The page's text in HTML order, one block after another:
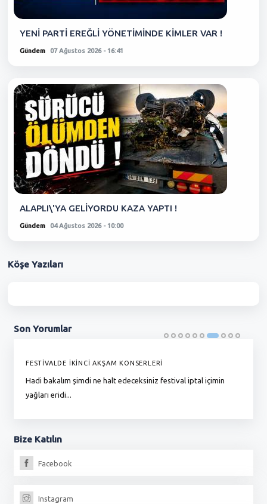
YENİ PARTİ EREĞLİ YÖNETİMİNDE KİMLER VAR !
Gündem 07 Ağustos 2026 - 16:41
ALAPLI\'YA GELİYORDU KAZA YAPTI !
Gündem 04 Ağustos 2026 - 10:00
Köşe Yazıları
Son Yorumlar
FESTİVALDE İKİNCİ AKŞAM KONSERLERİ
Hadi bakalım şimdi ne halt edeceksiniz festival iptal içimin
yağları eridi...
Bize Katılın
Facebook
Instagram